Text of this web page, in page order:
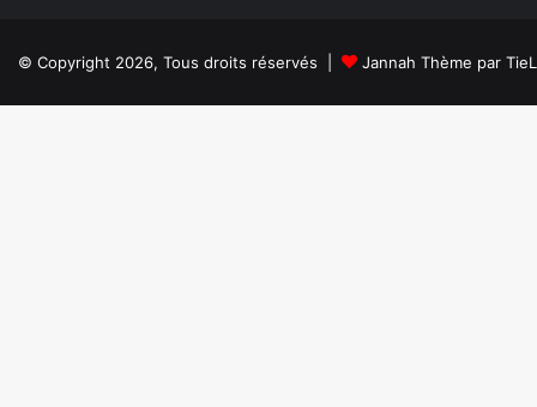
© Copyright 2026, Tous droits réservés | Jannah Thème par